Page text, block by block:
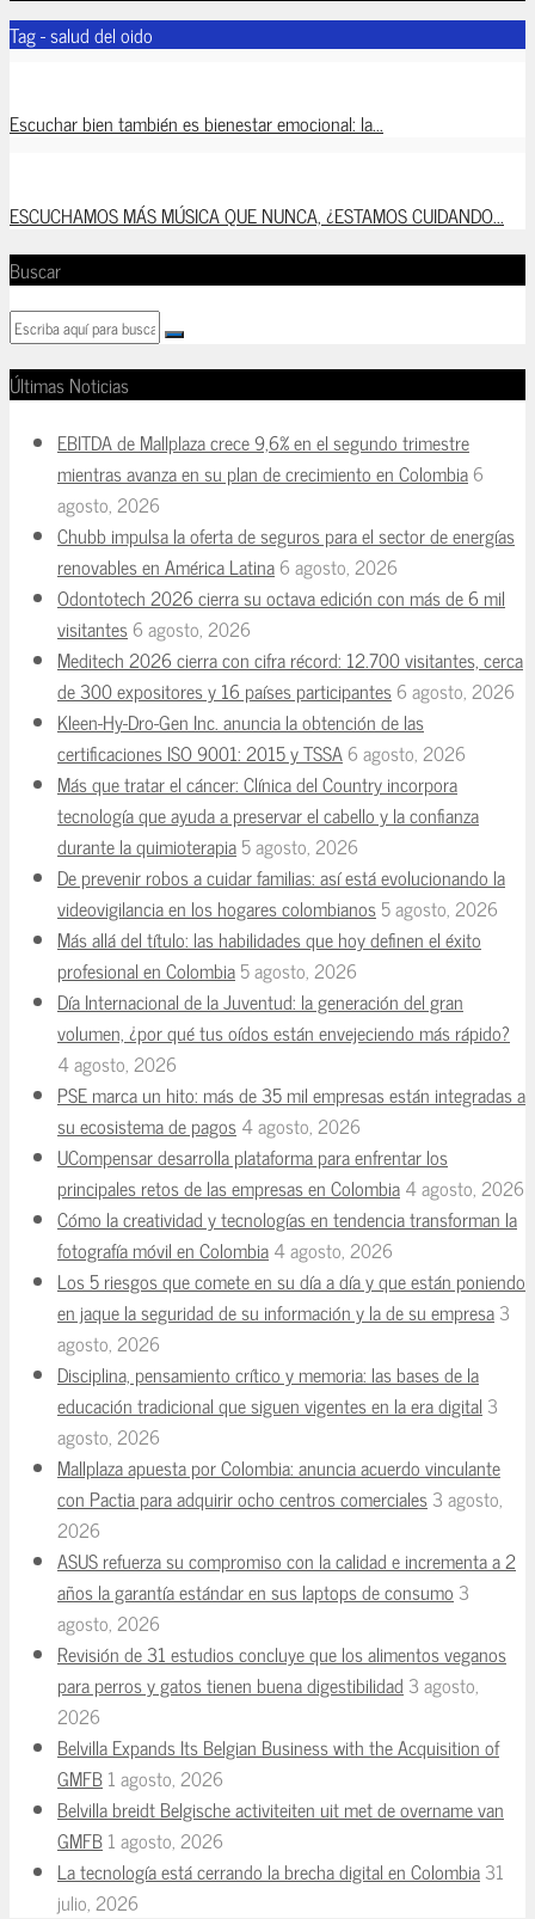
Tag - salud del oido
Escuchar bien también es bienestar emocional: la...
ESCUCHAMOS MÁS MÚSICA QUE NUNCA, ¿ESTAMOS CUIDANDO...
Buscar
Últimas Noticias
EBITDA de Mallplaza crece 9,6% en el segundo trimestre
mientras avanza en su plan de crecimiento en Colombia6
agosto, 2026
Chubb impulsa la oferta de seguros para el sector de energías
renovables en América Latina6 agosto, 2026
Odontotech 2026 cierra su octava edición con más de 6 mil
visitantes6 agosto, 2026
Meditech 2026 cierra con cifra récord: 12.700 visitantes, cerca
de 300 expositores y 16 países participantes6 agosto, 2026
Kleen-Hy-Dro-Gen Inc. anuncia la obtención de las
certificaciones ISO 9001: 2015 y TSSA6 agosto, 2026
Más que tratar el cáncer: Clínica del Country incorpora
tecnología que ayuda a preservar el cabello y la confianza
durante la quimioterapia5 agosto, 2026
De prevenir robos a cuidar familias: así está evolucionando la
videovigilancia en los hogares colombianos5 agosto, 2026
Más allá del título: las habilidades que hoy definen el éxito
profesional en Colombia5 agosto, 2026
Día Internacional de la Juventud: la generación del gran
volumen, ¿por qué tus oídos están envejeciendo más rápido?
4 agosto, 2026
PSE marca un hito: más de 35 mil empresas están integradas a
su ecosistema de pagos4 agosto, 2026
UCompensar desarrolla plataforma para enfrentar los
principales retos de las empresas en Colombia4 agosto, 2026
Cómo la creatividad y tecnologías en tendencia transforman la
fotografía móvil en Colombia4 agosto, 2026
Los 5 riesgos que comete en su día a día y que están poniendo
en jaque la seguridad de su información y la de su empresa3
agosto, 2026
Disciplina, pensamiento crítico y memoria: las bases de la
educación tradicional que siguen vigentes en la era digital 3
agosto, 2026
Mallplaza apuesta por Colombia: anuncia acuerdo vinculante
con Pactia para adquirir ocho centros comerciales3 agosto,
2026
ASUS refuerza su compromiso con la calidad e incrementa a 2
años la garantía estándar en sus laptops de consumo 3
agosto, 2026
Revisión de 31 estudios concluye que los alimentos veganos
para perros y gatos tienen buena digestibilidad 3 agosto,
2026
Belvilla Expands Its Belgian Business with the Acquisition of
GMFB1 agosto, 2026
Belvilla breidt Belgische activiteiten uit met de overname van
GMFB1 agosto, 2026
La tecnología está cerrando la brecha digital en Colombia31
julio, 2026